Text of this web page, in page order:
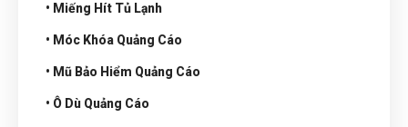
• Miếng Hít Tủ Lạnh
• Móc Khóa Quảng Cáo
• Mũ Bảo Hiểm Quảng Cáo
• Ô Dù Quảng Cáo